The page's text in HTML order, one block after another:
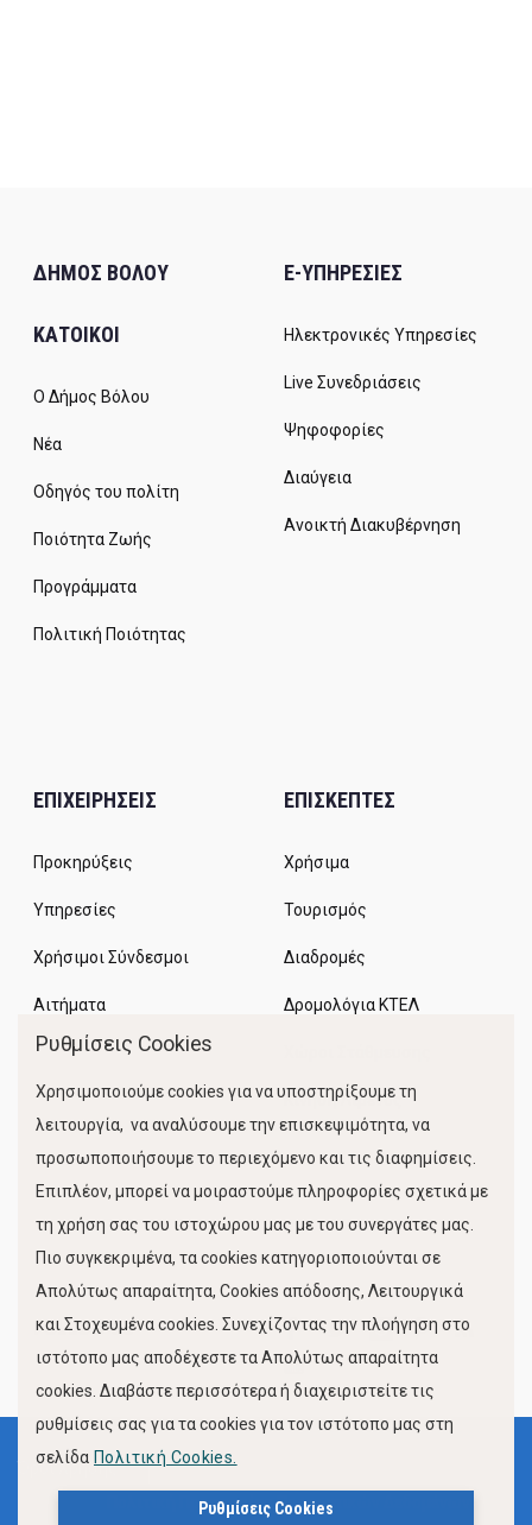
ΔΗΜΟΣ ΒΟΛΟΥ
ΚΑΤΟΙΚΟΙ
Ο Δήμος Βόλου
Νέα
Οδηγός του πολίτη
Ποιότητα Ζωής
Προγράμματα
Πολιτική Ποιότητας
E-ΥΠΗΡΕΣΙΕΣ
Ηλεκτρονικές Υπηρεσίες
Live Συνεδριάσεις
Ψηφοφορίες
Διαύγεια
Ανοικτή Διακυβέρνηση
ΕΠΙΧΕΙΡΗΣΕΙΣ
Προκηρύξεις
Υπηρεσίες
Χρήσιμοι Σύνδεσμοι
Αιτήματα
ΕΠΙΣΚΕΠΤΕΣ
Χρήσιμα
Τουρισμός
Διαδρομές
Δρομολόγια ΚΤΕΛ
Κίνηση Λιμένος
FOLLOW US
Όροι Χρήσης
Πολιτική Προστασίας Προσωπικών Δεδομένων
Ρυθμίσεις Cookies
Χρησιμοποιούμε cookies για να υποστηρίξουμε τη
λειτουργία, να αναλύσουμε την επισκεψιμότητα, να
προσωποποιήσουμε το περιεχόμενο και τις διαφημίσεις.
Επιπλέον, μπορεί να μοιραστούμε πληροφορίες σχετικά με
τη χρήση σας του ιστοχώρου μας με του συνεργάτες μας.
Πιο συγκεκριμένα, τα cookies κατηγοριοποιούνται σε
Απολύτως απαραίτητα, Cookies απόδοσης, Λειτουργικά
και Στοχευμένα cookies. Συνεχίζοντας την πλοήγηση στο
ιστότοπο μας αποδέχεστε τα Απολύτως απαραίτητα
cookies. Διαβάστε περισσότερα ή διαχειριστείτε τις
ρυθμίσεις σας για τα cookies για τον ιστότοπο μας στη
σελίδα Πολιτική Cookies.
Ρυθμίσεις Cookies